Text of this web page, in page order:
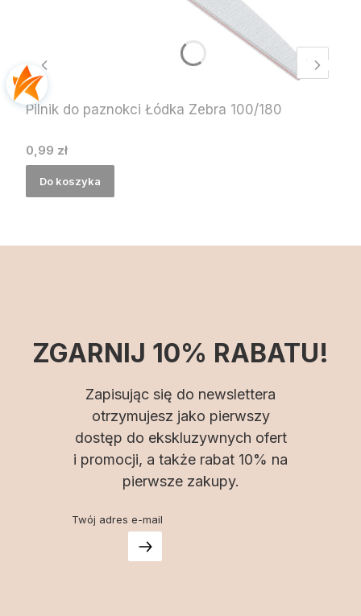
Pilnik do paznokci Łódka Zebra 100/180
Cena
0,99 zł
Do koszyka
ZGARNIJ 10% RABATU!
Zapisując się do newslettera
otrzymujesz jako pierwszy
dostęp do ekskluzywnych ofert
i promocji, a także rabat 10% na
pierwsze zakupy.
Twój adres e-mail